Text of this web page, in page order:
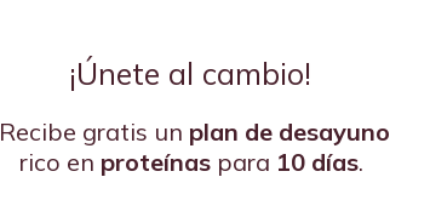
¡Únete al cambio!
Recibe gratis un plan de desayuno
rico en proteínaspara 10 días.